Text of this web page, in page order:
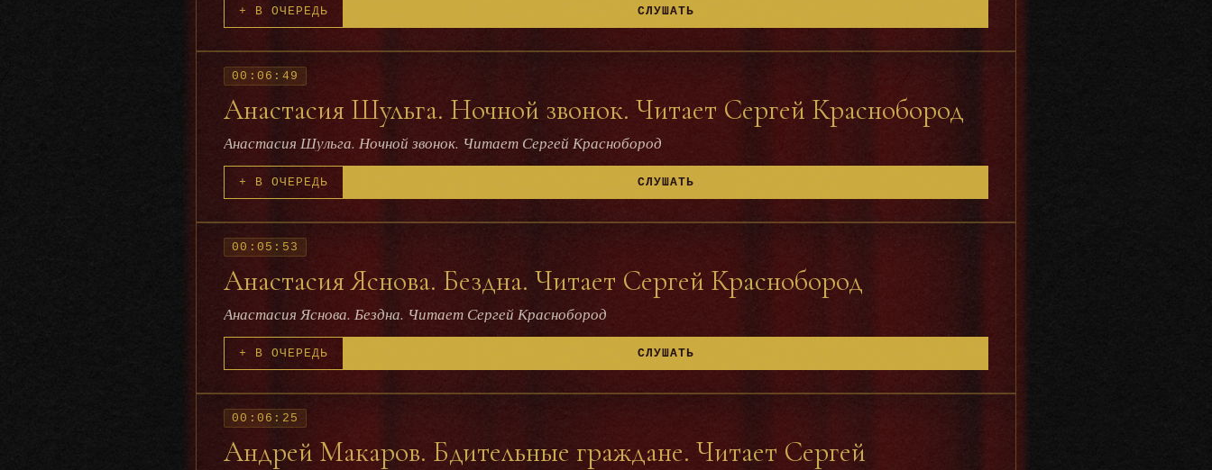
+ В ОЧЕРЕДЬ СЛУШАТЬ
Анастасия Шульга. Ночной звонок. Читает Сергей Краснобород
Анастасия Шульга. Ночной звонок. Читает Сергей Краснобород
00:06:49
+ В ОЧЕРЕДЬ СЛУШАТЬ
Анастасия Яснова. Бездна. Читает Сергей Краснобород
Анастасия Яснова. Бездна. Читает Сергей Краснобород
00:05:53
+ В ОЧЕРЕДЬ СЛУШАТЬ
Андрей Макаров. Бдительные граждане. Читает Сергей
00:06:25